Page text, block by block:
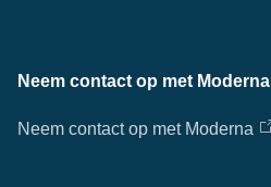
Neem contact op met Moderna
Neem contact op met Moderna